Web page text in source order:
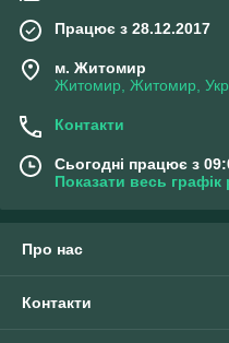
Працює з 28.12.2017
м. Житомир
Житомир, Житомир,
Контакти
Сьогодні працює з
Показати весь графік
Про нас
Контакти